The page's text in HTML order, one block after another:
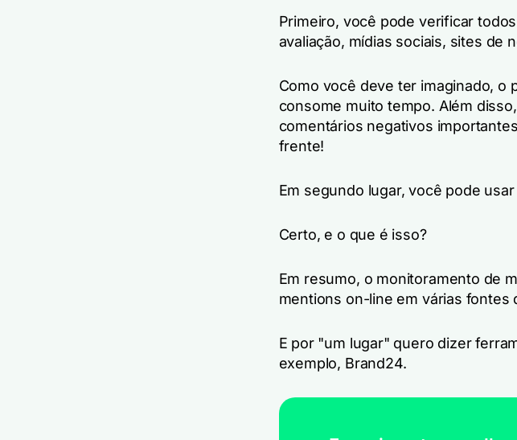
Primeiro, você pode verificar
avaliação, mídias sociais, sites de
Como você deve ter imaginado, o
consome muito tempo. Além
comentários negativos
frente!
Em segundo lugar, você pode
Certo, e o que é isso?
Em resumo, o monitoramento de
mentions on-line em várias fontes
E por "um lugar" quero dizer
exemplo, Brand24.